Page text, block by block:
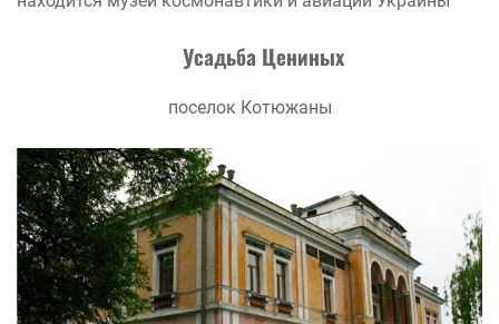
Усадьба Цениных
поселок Котюжаны